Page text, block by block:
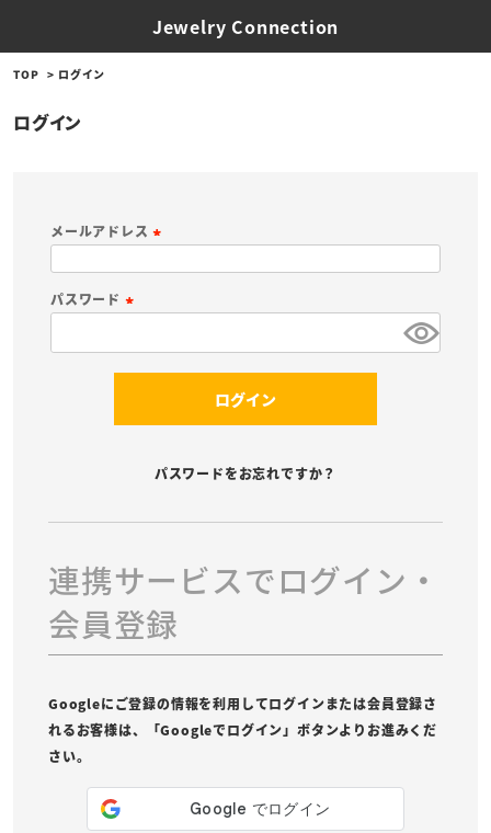
Jewelry Connection
TOP ログイン
ログイン
メールアドレス
須
パスワード
ログイン
パスワードをお忘れですか？
連携サービスでログイン・
会員登録
Googleにご登録の情報を利用してログインまたは会員登録さ
れるお客様は、「Googleでログイン」ボタンよりお進みくだ
さい。